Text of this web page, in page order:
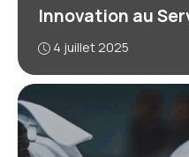
Innovation au
4 juillet 2025